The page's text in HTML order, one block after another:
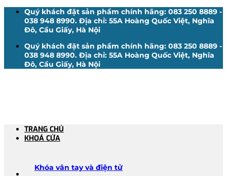
Quý khách đặt sản phẩm chính hãng: 083 250 8889 -
038 948 8990. Địa chỉ: 55A Hoàng Quốc Việt, Nghĩa
Đô, Cầu Giấy, Hà Nội
Quý khách đặt sản phẩm chính hãng: 083 250 8889 -
038 948 8990. Địa chỉ: 55A Hoàng Quốc Việt, Nghĩa
Đô, Cầu Giấy, Hà Nội
TRANG CHỦ
KHOÁ CỬA
Khóa vân tay và điện tử